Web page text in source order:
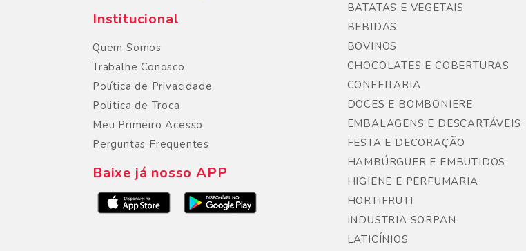
Institucional
Quem Somos
Trabalhe Conosco
Política de Privacidade
Politica de Troca
Meu Primeiro Acesso
Perguntas Frequentes
Baixe já nosso APP
BATATAS E VEGETAIS
BEBIDAS
BOVINOS
CHOCOLATES E COBERTURAS
CONFEITARIA
DOCES E BOMBONIERE
EMBALAGENS E DESCARTÁVEIS
FESTA E DECORAÇÃO
HAMBÚRGUER E EMBUTIDOS
HIGIENE E PERFUMARIA
HORTIFRUTI
INDUSTRIA SORPAN
LATICÍNIOS